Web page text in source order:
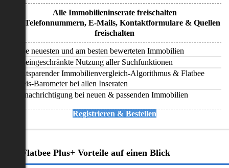
Alle Immobilieninserate freischalten
Alle Telefonnummern, E-Mails, Kontaktformulare & Quellen
freischalten
Alle neuesten und am besten bewerteten Immobilien
Uneingeschränkte Nutzung aller Suchfunktionen
Zeitsparender Immobilienvergleich-Algorithmus & Flatbee
Preis-Barometer bei allen Inseraten
Benachrichtigung bei neuen & passenden Immobilien
Registrieren & Bestellen
Flatbee Plus+ Vorteile auf einen Blick